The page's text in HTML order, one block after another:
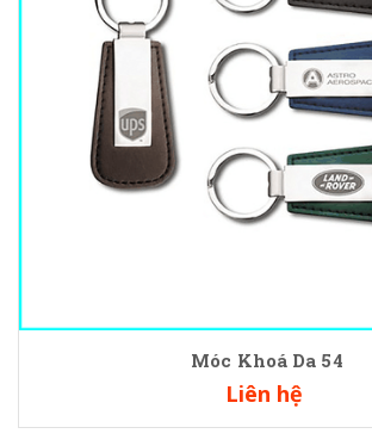
Móc Khoá Da 54
Liên hệ